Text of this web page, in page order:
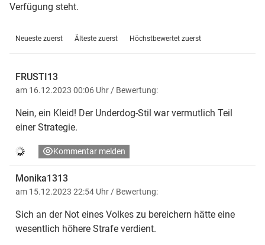
Verfügung steht.
Neueste zuerst Älteste zuerst Höchstbewertet zuerst
FRUSTI13
am 16.12.2023 00:06 Uhr / Bewertung:
Nein, ein Kleid! Der Underdog-Stil war vermutlich Teil
einer Strategie.
Kommentar melden
Monika1313
am 15.12.2023 22:54 Uhr / Bewertung:
Sich an der Not eines Volkes zu bereichern hätte eine
wesentlich höhere Strafe verdient.